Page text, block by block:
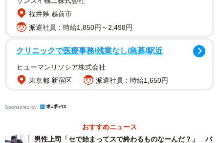
子に愛助の死が報される。しかし笠置シヅ子さんの史実で
は、出産前に笠置さんの婚約者は亡くなり、その翌日には
逝去の事実が笠置さんに告げられている。笠置さんは愛す
る人を亡くした悲しみのどん底のなか、たった独りでお産
を迎えた。この史実から、「死と告知」のタイミングをア
レンジした意図を、制作統括の福岡利武さんに聞いた。
しかったですし、18週の台本作りについては、脚本の足立
紳さんも交えてスタッフ間で何度も議論を重ねました。足
立さんのなかでは、とにかくスズ子には無事に元気な子を
福井県 越前市
派遣社員：時給1,850円～2,498円
クリニックで医療事務/残業なし/急募/駅近
ヒューマンリソシア株式会社
東京都 新宿区
派遣社員：時給1,650円
Sponsored by
おすすめニュース
男性上司「セで始まってスで終わるものなーんだ？」 バ